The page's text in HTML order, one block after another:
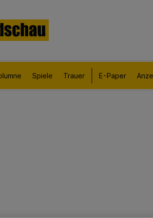
Spiele Trauer E-Paper